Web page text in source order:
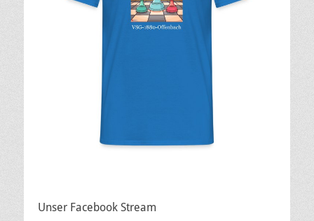
Unser Facebook Stream